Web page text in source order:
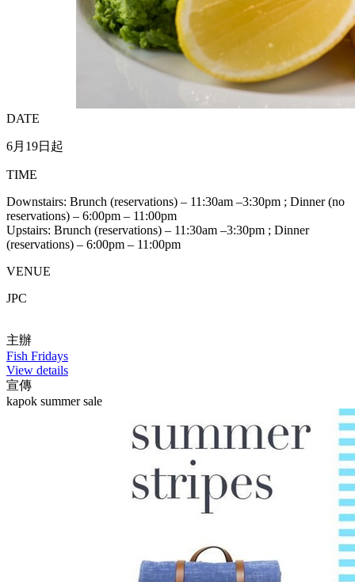
DATE
6月19日起
TIME
Downstairs: Brunch (reservations) – 11:30am –3:30pm ; Dinner (no
reservations) – 6:00pm – 11:00pm
Upstairs: Brunch (reservations) – 11:30am –3:30pm ; Dinner
(reservations) – 6:00pm – 11:00pm
VENUE
JPC
主辦
Fish Fridays
View details
宣傳
kapok summer sale